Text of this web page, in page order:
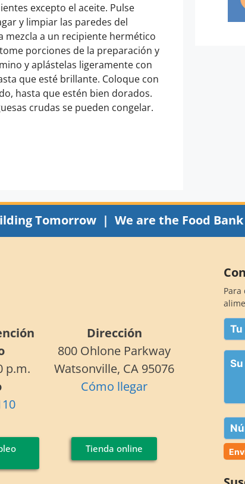
excepto el aceite. Pulse
y limpiar las paredes del
mezcla a un recipiente hermético
porciones de la preparación y
y aplástelas ligeramente con
que esté brillante. Coloque con
hasta que estén bien dorados.
crudas se pueden congelar.
Tomorrow | We are the Food Bank
p.m.
Dirección
800 Ohlone Parkway
Watsonville, CA 95076
Cómo llegar
Tienda online
Su
Su